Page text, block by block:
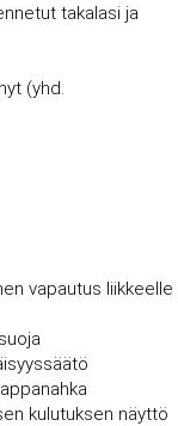
takalasi ja
(yhd.
vapautus liikkeelle
kulutuksen näyttö